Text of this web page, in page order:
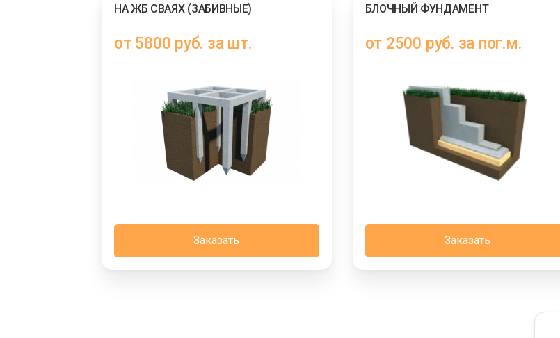
НА ЖБ СВАЯХ (ЗАБИВНЫЕ)
от 5800 руб. за шт.
Заказать
БЛОЧНЫЙ ФУНДАМЕНТ
от 2500 руб. за пог.м.
Заказать